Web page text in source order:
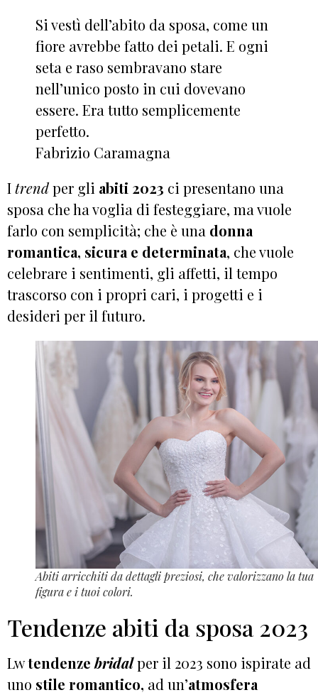
Si vestì dell’abito da sposa, come un
fiore avrebbe fatto dei petali. E ogni
seta e raso sembravano stare
nell’unico posto in cui dovevano
essere. Era tutto semplicemente
perfetto.
Fabrizio Caramagna
Itrendper gli abiti 2023 ci presentano una
sposa che ha voglia di festeggiare, ma vuole
farlo con semplicità; che è una donna
romantica, sicura e determinata, che vuole
celebrare i sentimenti, gli affetti, il tempo
trascorso con i propri cari, i progetti e i
desideri per il futuro.
Abiti arricchiti da dettagli preziosi, che valorizzano la tua
figura e i tuoi colori.
Tendenze abiti da sposa 2023
Lwtendenze bridalper il 2023 sono ispirate ad
uno stile romantico, ad un’atmosfera